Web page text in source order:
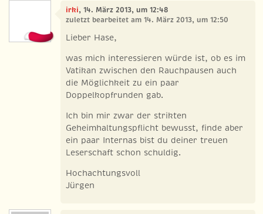
irki, 14. März 2013, um 12:48
zuletzt bearbeitet am 14. März 2013, um 12:50
Lieber Hase,
was mich interessieren würde ist, ob es im
Vatikan zwischen den Rauchpausen auch
die Möglichkeit zu ein paar
Doppelkopfrunden gab.
Ich bin mir zwar der strikten
Geheimhaltungspflicht bewusst, finde aber
ein paar Internas bist du deiner treuen
Leserschaft schon schuldig.
Hochachtungsvoll
Jürgen